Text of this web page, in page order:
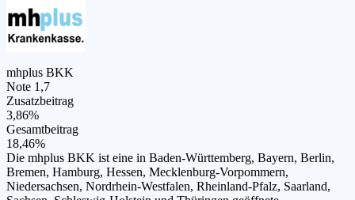
mhplus BKK
Note 1,7
Zusatzbeitrag
3,86%
Gesamtbeitrag
18,46%
Die mhplus BKK ist eine in Baden-Württemberg, Bayern, Berlin,
Bremen, Hamburg, Hessen, Mecklenburg-Vorpommern,
Niedersachsen, Nordrhein-Westfalen, Rheinland-Pfalz, Saarland,